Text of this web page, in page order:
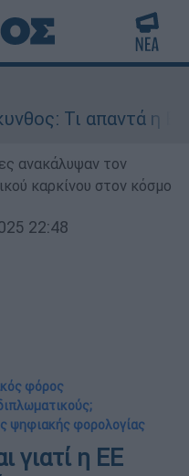
Τι απαντά η ΕΛΑΣ
ανακάλυψαν τον
καρκίνου στον κόσμο
22:48
φόρος
ψηφιακής φορολογίας
γιατί η ΕΕ